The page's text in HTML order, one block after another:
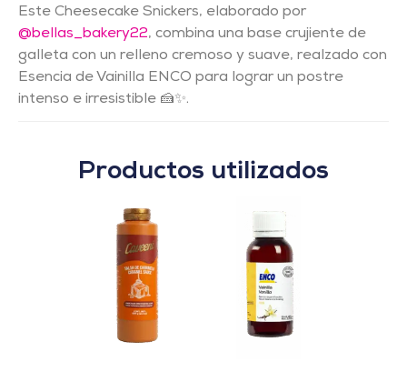
Este Cheesecake Snickers, elaborado por
@bellas_bakery22, combina una base crujiente de
galleta con un relleno cremoso y suave, realzado con
Esencia de Vainilla ENCO para lograr un postre
intenso e irresistible 🍰✨.
Productos utilizados